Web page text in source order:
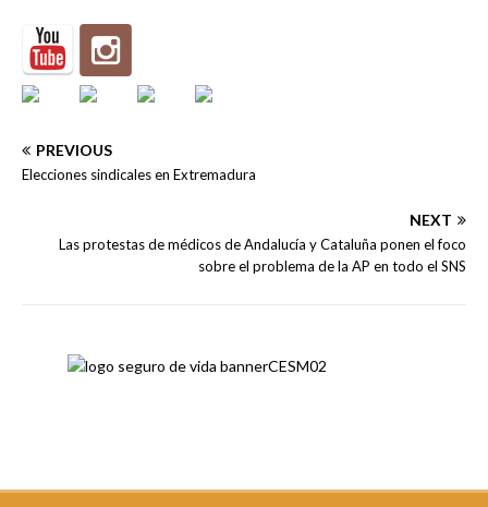
PREVIOUS
Elecciones sindicales en Extremadura
NEXT
Las protestas de médicos de Andalucía y Cataluña ponen el foco
sobre el problema de la AP en todo el SNS